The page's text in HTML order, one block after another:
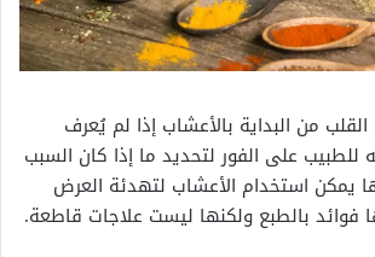
من البداية بالأعشاب إذا لم يُعرف
للطبيب على الفور لتحديد ما إذا كان السبب
يمكن استخدام الأعشاب لتهدئة العرض
فوائد بالطبع ولكنها ليست علاجات قاطعة.